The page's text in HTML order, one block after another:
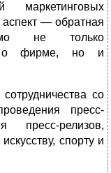
маркетинговых
— обратная
не только
о фирме, но и
со
пресс-
пресс-релизов,
спорту и